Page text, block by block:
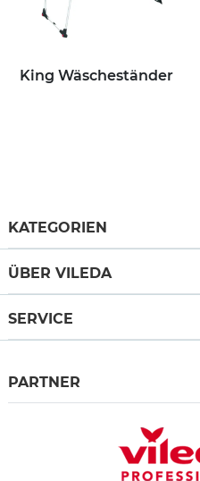
King Wäscheständer
KATEGORIEN
ÜBER VILEDA
SERVICE
PARTNER